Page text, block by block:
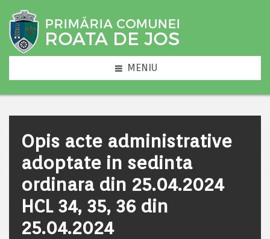
MENIU
Opis acte administrative
adoptate in sedinta
ordinara din 25.04.2024
HCL 34, 35, 36 din
25.04.2024